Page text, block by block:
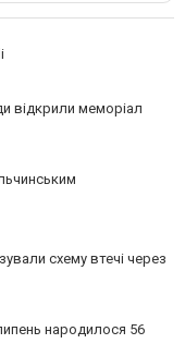
відкрили меморіал
схему втечі через
народилося 56